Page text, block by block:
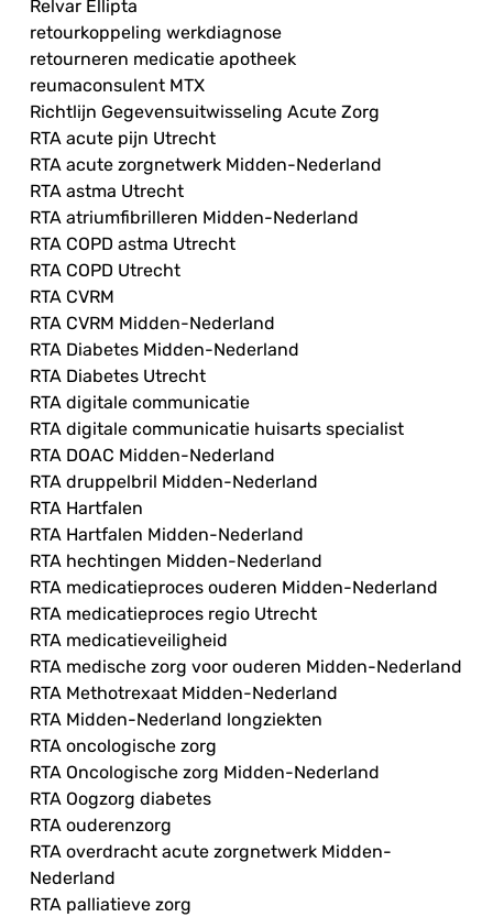
Relvar Ellipta
retourkoppeling werkdiagnose
retourneren medicatie apotheek
reumaconsulent MTX
Richtlijn Gegevensuitwisseling Acute Zorg
RTA acute pijn Utrecht
RTA acute zorgnetwerk Midden-Nederland
RTA astma Utrecht
RTA atriumfibrilleren Midden-Nederland
RTA COPD astma Utrecht
RTA COPD Utrecht
RTA CVRM
RTA CVRM Midden-Nederland
RTA Diabetes Midden-Nederland
RTA Diabetes Utrecht
RTA digitale communicatie
RTA digitale communicatie huisarts specialist
RTA DOAC Midden-Nederland
RTA druppelbril Midden-Nederland
RTA Hartfalen
RTA Hartfalen Midden-Nederland
RTA hechtingen Midden-Nederland
RTA medicatieproces ouderen Midden-Nederland
RTA medicatieproces regio Utrecht
RTA medicatieveiligheid
RTA medische zorg voor ouderen Midden-Nederland
RTA Methotrexaat Midden-Nederland
RTA Midden-Nederland longziekten
RTA oncologische zorg
RTA Oncologische zorg Midden-Nederland
RTA Oogzorg diabetes
RTA ouderenzorg
RTA overdracht acute zorgnetwerk Midden-
Nederland
RTA palliatieve zorg